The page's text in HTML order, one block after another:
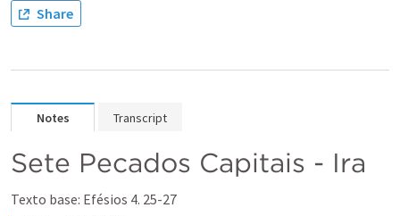
Share
Notes Transcript
Sete Pecados Capitais - Ira
Texto base: Efésios 4. 25-27